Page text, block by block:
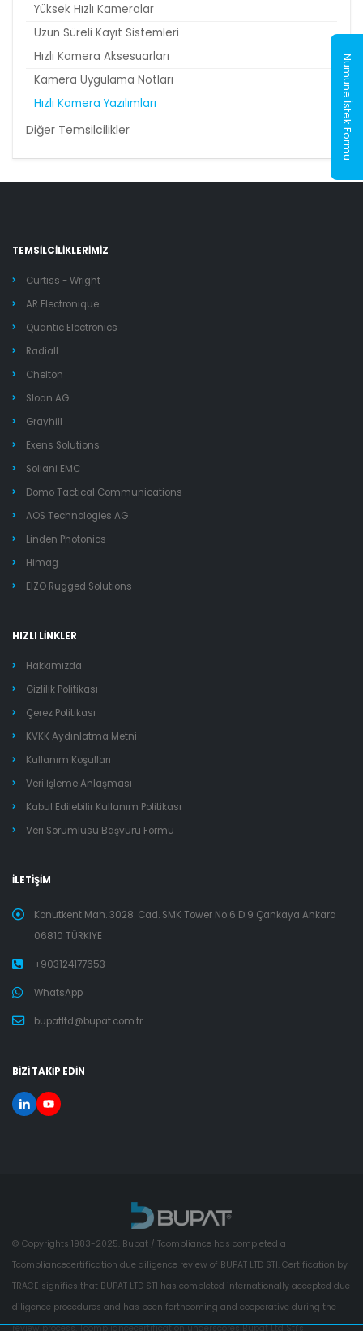
Yüksek Hızlı Kameralar
Uzun Süreli Kayıt Sistemleri
Hızlı Kamera Aksesuarları
Kamera Uygulama Notları
Hızlı Kamera Yazılımları
Diğer Temsilcilikler
TEMSİLCİLİKLERİMİZ
Curtiss - Wright
AR Electronique
Quantic Electronics
Radiall
Chelton
Sloan AG
Grayhill
Exens Solutions
Soliani EMC
Domo Tactical Communications
AOS Technologies AG
Linden Photonics
Himag
EIZO Rugged Solutions
HIZLI LİNKLER
Hakkımızda
Gizlilik Politikası
Çerez Politikası
KVKK Aydınlatma Metni
Kullanım Koşulları
Veri İşleme Anlaşması
Kabul Edilebilir Kullanım Politikası
Veri Sorumlusu Başvuru Formu
İLETİŞİM
Konutkent Mah. 3028. Cad. SMK Tower No:6 D:9 Çankaya Ankara
06810 TÜRKIYE
+903124177653
WhatsApp
bupatltd@bupat.com.tr
BİZİ TAKİP EDİN
© Copyrights 1983-2025. Bupat / Tcompliance has completed a
Tcompliancecertification due diligence review of BUPAT LTD STI. Certification by
TRACE signifies that BUPAT LTD STI has completed internationally accepted due
diligence procedures and has been forthcoming and cooperative during the
review process. Tcompliancecertification underscores Bupat Ltd Sti's
Numune İstek Formu